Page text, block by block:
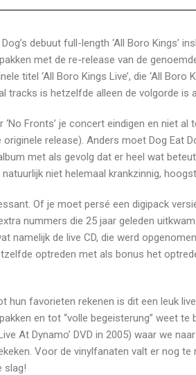
debuut full-length ‘All Boro Kings’
met de re-release van de
titel ‘All Boro Kings Live’, die ‘All Boro
tracks is hetzelfde alleen de volgorde is
Fronts’ je concert eindigen en niet al
release). Anders moet Dog Eat
met als gevolg dat er heel wat
niet helemaal krankzinnig,
Of je moet persé een digipack
nummers die 25 jaar geleden
namelijk de live CD, die werd
optreden met als bonus het
hun favorieten rekenen is dit een leuk
en tot “volle begeisterung” weet te
At Dynamo’ DVD in 2005) waar we
Voor de vinylfanaten valt er nog te
slag!